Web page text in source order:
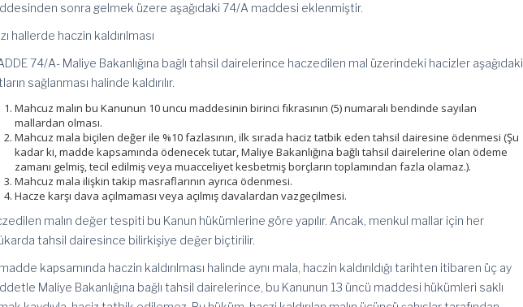
sonra gelmek üzere aşağıdaki 74/A maddesi eklenmiştir.
hallerde haczin kaldırılması
74/A- Maliye Bakanlığına bağlı tahsil dairelerince haczedilen mal üzerindeki hacizler aşağıdaki
sağlanması halinde kaldırılır.
Mahcuz malın bu Kanunun 10 uncu maddesinin birinci fıkrasının (5) numaralı bendinde sayılan
mallardan olması.
Mahcuz mala biçilen değer ile %10 fazlasının, ilk sırada haciz tatbik eden tahsil dairesine ödenmesi (Şu
kadar ki, madde kapsamında ödenecek tutar, Maliye Bakanlığına bağlı tahsil dairelerine olan ödeme
zamanı gelmiş, tecil edilmiş veya muacceliyet kesbetmiş borçların toplamından fazla olamaz.).
Mahcuz mala ilişkin takip masraflarının ayrıca ödenmesi.
Hacze karşı dava açılmaması veya açılmış davalardan vazgeçilmesi.
malın değer tespiti bu Kanun hükümlerine göre yapılır. Ancak, menkul mallar için her
tahsil dairesince bilirkişiye değer biçtirilir.
kapsamında haczin kaldırılması halinde aynı mala, haczin kaldırıldığı tarihten itibaren üç ay
Maliye Bakanlığına bağlı tahsil dairelerince, bu Kanunun 13 üncü maddesi hükümleri saklı